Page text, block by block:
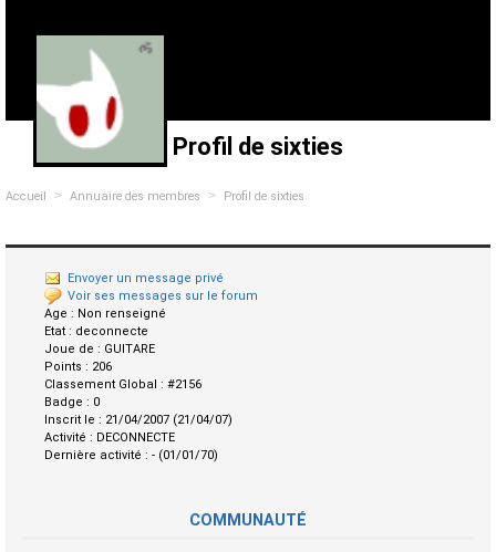
Profil de sixties
Accueil > Annuaire des membres > Profil de sixties
Envoyer un message privé
Voir ses messages sur le forum
Age : Non renseigné
Etat : deconnecte
Joue de : GUITARE
Points : 206
Classement Global : #2156
Badge : 0
Inscrit le : 21/04/2007 (21/04/07)
Activité : DECONNECTE
Dernière activité : - (01/01/70)
COMMUNAUTÉ